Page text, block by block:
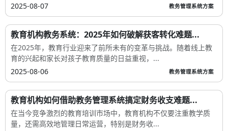
2025-08-07
教务管理系统方案
教育机构教务系统：2025年如何破解获客转化难题...
在2025年，教育行业迎来了前所未有的变革与挑战。随着线上教
育的兴起和家长对孩子教育质量的日益重视，...
2025-08-06
教务管理系统方案
教育机构如何借助教务管理系统搞定财务收支难题...
在当今竞争激烈的教育培训市场中，教育机构不仅要注重教学质
量，还需高效地管理日常运营，特别是财务收...